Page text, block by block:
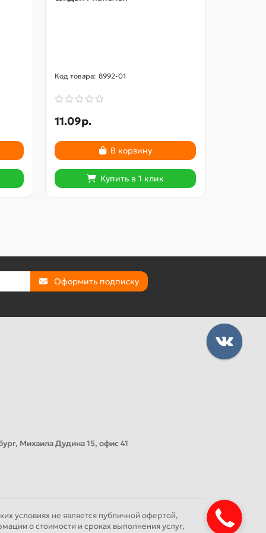
8992-01
11.09р.
В корзину
Купить в 1 клик
Оформить подписку
Михаила Дудина 15, офис 41
условиях не является публичной офертой,
о стоимости и сроках выполнения услуг,